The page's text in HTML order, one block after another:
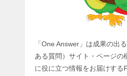
「One Answer」は成果の出
ある質問）サイト・ページの
に役に立つ情報をお届けする